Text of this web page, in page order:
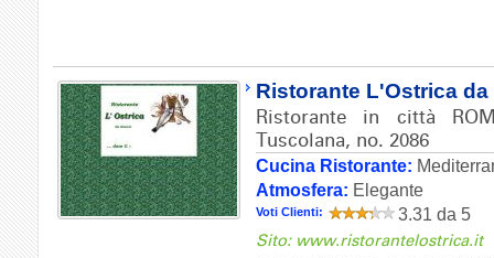
Ristorante L'Ostrica da
Ristorante in città
Tuscolana, no. 2086
Cucina Ristorante:
Atmosfera: Elegante
Voti Clienti: 3.31 da 5
Sito: www.ristorantelostrica.it